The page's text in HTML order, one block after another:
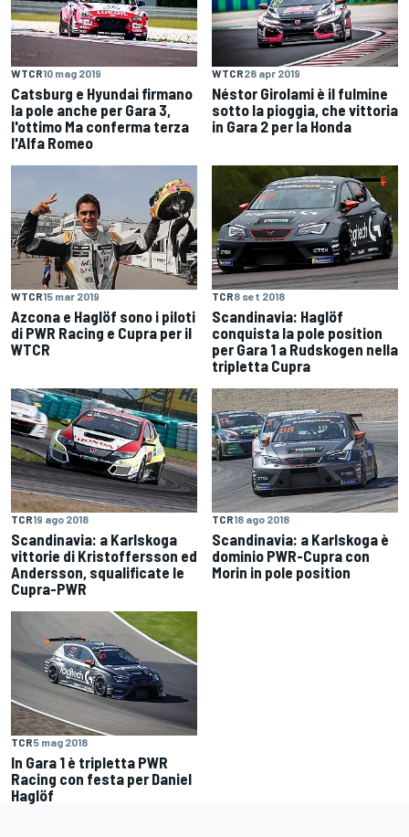
WTCR10 mag 2019
Catsburg e Hyundai firmano
la pole anche per Gara 3,
l'ottimo Ma conferma terza
l'Alfa Romeo
WTCR28 apr 2019
Néstor Girolami è il fulmine
sotto la pioggia, che vittoria
in Gara 2 per la Honda
WTCR15 mar 2019
Azcona e Haglöf sono i piloti
di PWR Racing e Cupra per il
WTCR
TCR8 set 2018
Scandinavia: Haglöf
conquista la pole position
per Gara 1 a Rudskogen nella
tripletta Cupra
TCR19 ago 2018
Scandinavia: a Karlskoga
vittorie di Kristoffersson ed
Andersson, squalificate le
Cupra-PWR
TCR18 ago 2018
Scandinavia: a Karlskoga è
dominio PWR-Cupra con
Morin in pole position
TCR5 mag 2018
In Gara 1 è tripletta PWR
Racing con festa per Daniel
Haglöf